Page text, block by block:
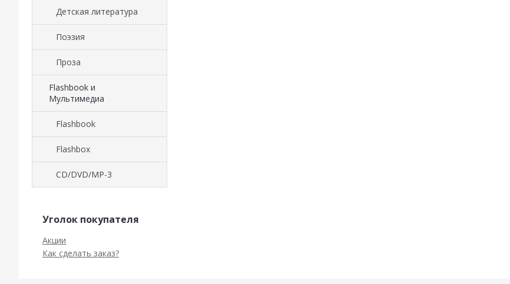
Детская литература
Поэзия
Проза
Flashbook и
Мультимедиа
Flashbook
Flashbox
CD/DVD/MP-3
Уголок покупателя
Акции
Как сделать заказ?